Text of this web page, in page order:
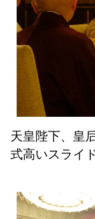
天皇陛下、皇
式高いスライ